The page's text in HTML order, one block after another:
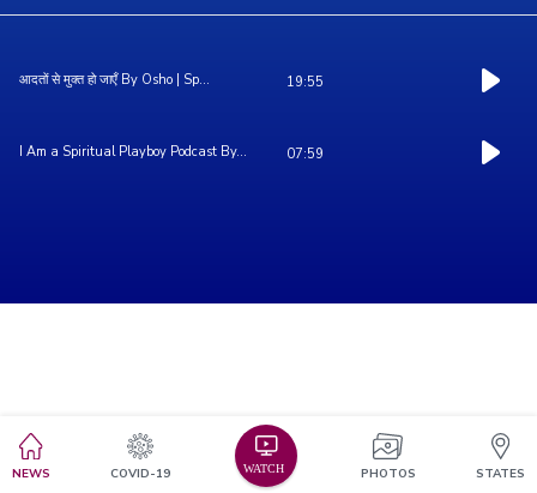
आदतों से मुक्त हो जाएँ By Osho | Sp... 19:55
I Am a Spiritual Playboy Podcast By... 07:59
NEWS COVID-19 PHOTOS STATES